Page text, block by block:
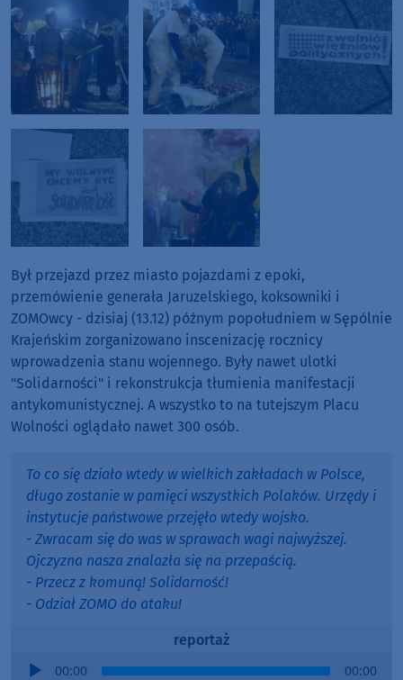
Był przejazd przez miasto pojazdami z epoki,
przemówienie generała Jaruzelskiego, koksowniki i
ZOMOwcy - dzisiaj (13.12) późnym popołudniem w Sępólnie
Krajeńskim zorganizowano inscenizację rocznicy
wprowadzenia stanu wojennego. Były nawet ulotki
"Solidarności" i rekonstrukcja tłumienia manifestacji
antykomunistycznej. A wszystko to na tutejszym Placu
Wolności oglądało nawet 300 osób.
To co się działo wtedy w wielkich zakładach w Polsce,
długo zostanie w pamięci wszystkich Polaków. Urzędy i
instytucje państwowe przejęło wtedy wojsko.
- Zwracam się do was w sprawach wagi najwyższej.
Ojczyzna nasza znalazła się na przepaścią.
- Przecz z komuną! Solidarność!
- Odział ZOMO do ataku!
reportaż
Audio
00:00 00:00